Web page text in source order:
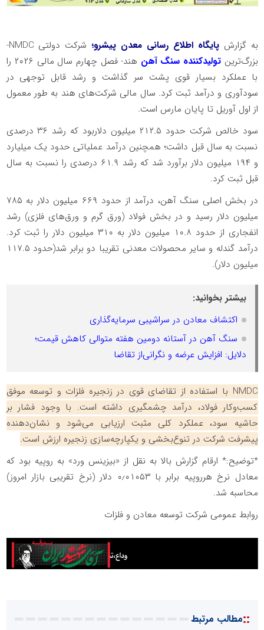
به گزارش پایگاه اطلاع رسانی معدن پیشرو؛
شرکت دولتی NMDC-
بزرگ‌ترینتولیدکننده سنگ آهن
هند- فصل چهارم سال مالی ۲۰۲۶ را
با عملکرد بسیار قوی پشت سر گذاشت و رشد قابل توجهی در
سودآوری و درآمد ثبت کرد. سال مالی شرکت‌های هند به طور معمول
از اول آوریل تا پایان مارس است.
سود خالص شرکت حدود ۲۱۲.۵ میلیون دلار بود که رشد ۳۶ درصدی
نسبت به سال قبل داشت؛ همچنین درآمد عملیاتی حدود یک میلیارد
و ۱۹۴ میلیون دلار برآورد شد که رشد ۶۱.۹ درصدی را نسبت به سال
قبل ثبت کرد.
در بخش اصلی سنگ آهن، درآمد از حدود ۶۶۹ میلیون دلار به ۷۸۵
میلیون دلار رسید و در بخش فولاد (ورق گرم و ورق‌های فلزی) رشد
انفجاری از حدود ۱۰.۸ میلیون دلار به ۳۱۰ میلیون دلار را ثبت کرد.
درآمد گندله و سایر محصولات معدنی تقریبا دو برابر شد(حدود ۱۱۷.۵
میلیون دلار).
بیشتر بخوانید:
اکتشاف معادن در سراشیبی سرمایه‌گذاری
سنگ آهن در آستانه دومین هفته متوالی کاهش قیمت؛
دلایل: افزایش عرضه و نگرانی‌از تقاضا
NMDC با استفاده از تقاضای قوی در زنجیره فلزات و توسعه موفق
کسب‌وکار فولاد، درآمد چشمگیری داشته است. با وجود فشار بر
حاشیه سود، عملکرد کلی مثبت ارزیابی می‌شود و نشان‌دهنده
پیشرفت شرکت در تنوع‌بخشی و یکپارچه‌سازی زنجیره ارزش است.
*توضیح:* ارقام گزارش بالا به نقل از «بیزینس ورد» به روپیه بود که
معادل نرخ هرروپیه برابر با ۰٫۰۱۰۵۳ دلار (نرخ تقریبی بازار امروز)
محاسبه شد.
روابط عمومی شرکت توسعه معادن و فلزات
::مطالب مرتبط